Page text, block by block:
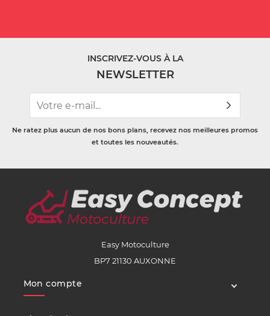
INSCRIVEZ-VOUS À LA
NEWSLETTER
Ne ratez plus aucun de nos bons plans, recevez nos meilleures promos
et toutes les nouveautés.
Easy Motoculture
BP7 21130 AUXONNE
Mon compte